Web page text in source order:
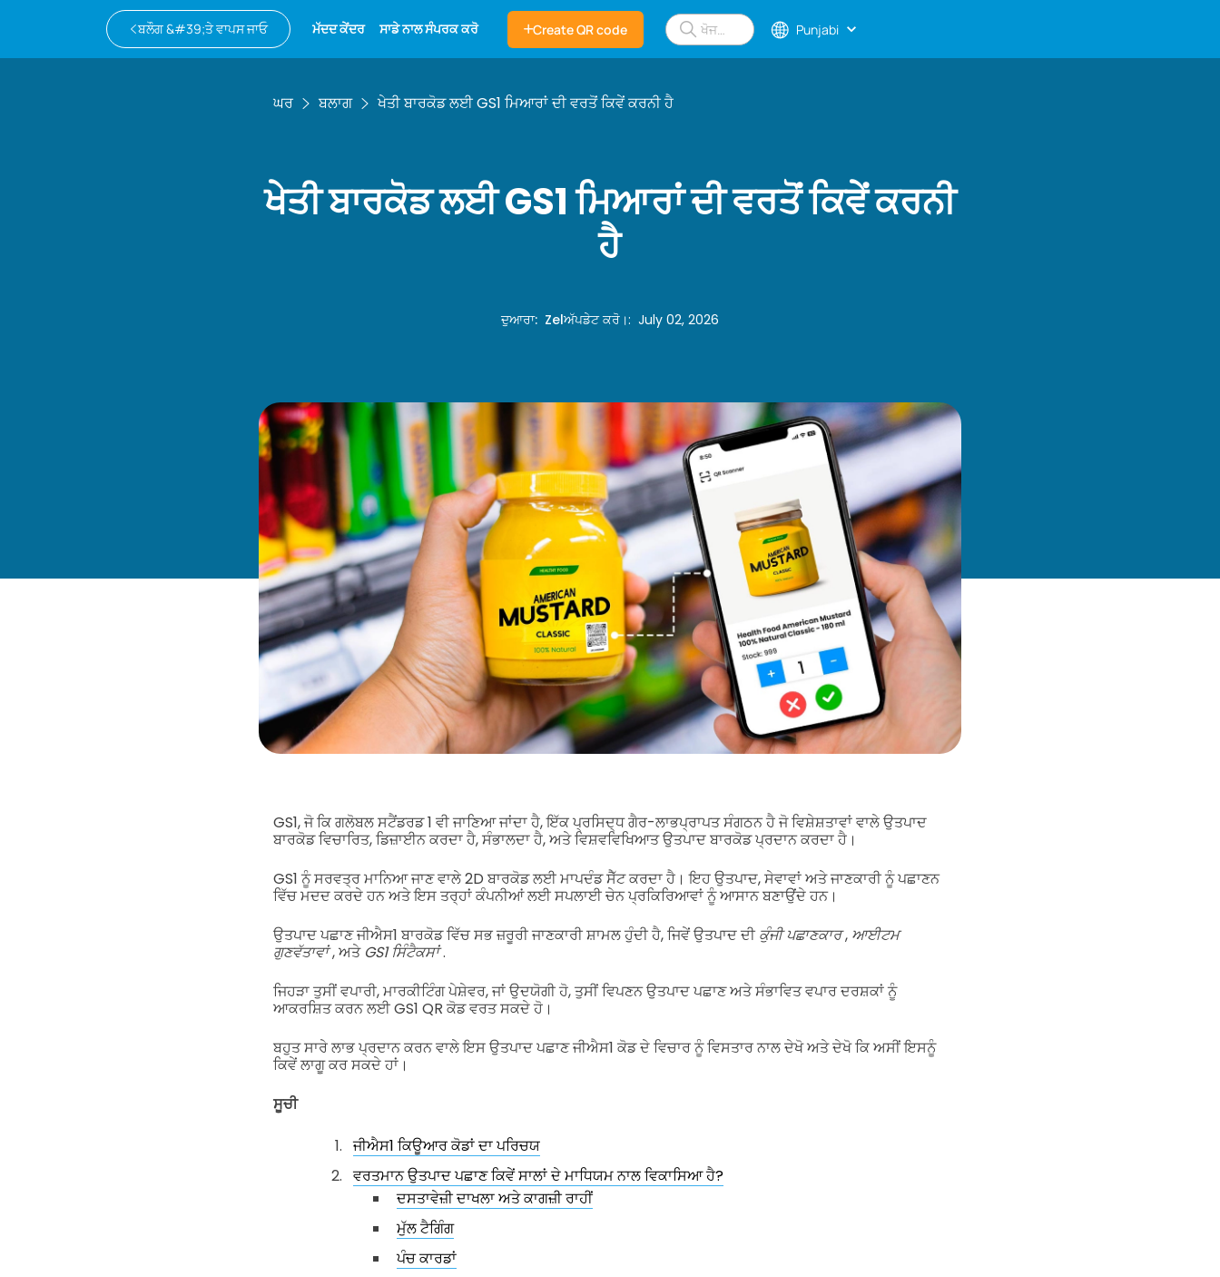
ਬਲੌਗ &#39;ਤੇ ਵਾਪਸ ਜਾਓ ਮੱਦਦ ਕੇਂਦਰ ਸਾਡੇ ਨਾਲ ਸੰਪਰਕ ਕਰੋ Create QR code Punjabi
ਘਰ ਬਲਾਗ ਖੇਤੀ ਬਾਰਕੋਡ ਲਈ GS1 ਮਿਆਰਾਂ ਦੀ ਵਰਤੋਂ ਕਿਵੇਂ ਕਰਨੀ ਹੈ
ਖੇਤੀ ਬਾਰਕੋਡ ਲਈ GS1 ਮਿਆਰਾਂ ਦੀ ਵਰਤੋਂ ਕਿਵੇਂ ਕਰਨੀ
ਹੈ
ਦੁਆਰਾ: Zelਅੱਪਡੇਟ ਕਰੋ।: July 02, 2026
GS1, ਜੋ ਕਿ ਗਲੋਬਲ ਸਟੈਂਡਰਡ 1 ਵੀ ਜਾਣਿਆ ਜਾਂਦਾ ਹੈ, ਇੱਕ ਪ੍ਰਸਿਦ੍ਧ ਗੈਰ-ਲਾਭਪ੍ਰਾਪਤ ਸੰਗਠਨ ਹੈ ਜੋ ਵਿਸ਼ੇਸ਼ਤਾਵਾਂ ਵਾਲੇ ਉਤਪਾਦ
ਬਾਰਕੋਡ ਵਿਚਾਰਿਤ, ਡਿਜ਼ਾਈਨ ਕਰਦਾ ਹੈ, ਸੰਭਾਲਦਾ ਹੈ, ਅਤੇ ਵਿਸ਼ਵਵਿਖਿਆਤ ਉਤਪਾਦ ਬਾਰਕੋਡ ਪ੍ਰਦਾਨ ਕਰਦਾ ਹੈ।
GS1 ਨੂੰ ਸਰਵਤ੍ਰ ਮਾਨਿਆ ਜਾਣ ਵਾਲੇ 2D ਬਾਰਕੋਡ ਲਈ ਮਾਪਦੰਡ ਸੈੱਟ ਕਰਦਾ ਹੈ। ਇਹ ਉਤਪਾਦ, ਸੇਵਾਵਾਂ ਅਤੇ ਜਾਣਕਾਰੀ ਨੂੰ ਪਛਾਣਨ
ਵਿੱਚ ਮਦਦ ਕਰਦੇ ਹਨ ਅਤੇ ਇਸ ਤਰ੍ਹਾਂ ਕੰਪਨੀਆਂ ਲਈ ਸਪਲਾਈ ਚੇਨ ਪ੍ਰਕਿਰਿਆਵਾਂ ਨੂੰ ਆਸਾਨ ਬਣਾਉਂਦੇ ਹਨ।
ਉਤਪਾਦ ਪਛਾਣ ਜੀਐਸ1 ਬਾਰਕੋਡ ਵਿੱਚ ਸਭ ਜ਼ਰੂਰੀ ਜਾਣਕਾਰੀ ਸ਼ਾਮਲ ਹੁੰਦੀ ਹੈ, ਜਿਵੇਂ ਉਤਪਾਦ ਦੀ ਕੁੰਜੀ ਪਛਾਣਕਾਰ, ਆਈਟਮ
ਗੁਣਵੱਤਾਵਾਂ, ਅਤੇ GS1 ਸਿੰਟੈਕਸਾਂ.
ਜਿਹੜਾ ਤੁਸੀਂ ਵਪਾਰੀ, ਮਾਰਕੀਟਿੰਗ ਪੇਸ਼ੇਵਰ, ਜਾਂ ਉਦਯੋਗੀ ਹੋ, ਤੁਸੀਂ ਵਿਪਣਨ ਉਤਪਾਦ ਪਛਾਣ ਅਤੇ ਸੰਭਾਵਿਤ ਵਪਾਰ ਦਰਸ਼ਕਾਂ ਨੂੰ
ਆਕਰਸ਼ਿਤ ਕਰਨ ਲਈ GS1 QR ਕੋਡ ਵਰਤ ਸਕਦੇ ਹੋ।
ਬਹੁਤ ਸਾਰੇ ਲਾਭ ਪ੍ਰਦਾਨ ਕਰਨ ਵਾਲੇ ਇਸ ਉਤਪਾਦ ਪਛਾਣ ਜੀਐਸ1 ਕੋਡ ਦੇ ਵਿਚਾਰ ਨੂੰ ਵਿਸਤਾਰ ਨਾਲ ਦੇਖੋ ਅਤੇ ਦੇਖੋ ਕਿ ਅਸੀਂ ਇਸਨੂੰ
ਕਿਵੇਂ ਲਾਗੂ ਕਰ ਸਕਦੇ ਹਾਂ।
ਸੂਚੀ
ਜੀਐਸ1 ਕਿਊਆਰ ਕੋਡਾਂ ਦਾ ਪਰਿਚਯ
ਵਰਤਮਾਨ ਉਤਪਾਦ ਪਛਾਣ ਕਿਵੇਂ ਸਾਲਾਂ ਦੇ ਮਾਧਿਯਮ ਨਾਲ ਵਿਕਾਸਿਆ ਹੈ?
ਦਸਤਾਵੇਜ਼ੀ ਦਾਖਲਾ ਅਤੇ ਕਾਗਜ਼ੀ ਰਾਹੀਂ
ਮੁੱਲ ਟੈਗਿੰਗ
ਪੰਚ ਕਾਰਡਾਂ